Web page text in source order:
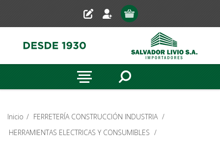
Inicio / FERRETERÍA CONSTRUCCIÓN INDUSTRIA /
HERRAMIENTAS ELECTRICAS Y CONSUMIBLES /